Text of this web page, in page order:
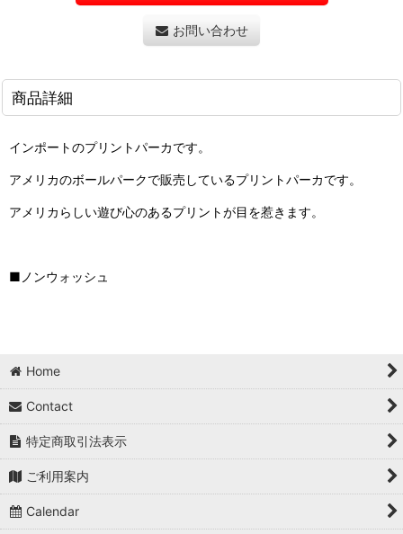
お問い合わせ
商品詳細
インポートのプリントパーカです。
アメリカのボールパークで販売しているプリントパーカです。
アメリカらしい遊び心のあるプリントが目を惹きます。
■ノンウォッシュ
Home
Contact
特定商取引法表示
ご利用案内
Calendar